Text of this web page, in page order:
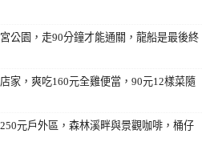
公園，走90分鐘才能通關，龍船是最後終
家，爽吃160元全雞便當，90元12樣菜隨
元戶外區，森林溪畔與景觀咖啡，桶仔